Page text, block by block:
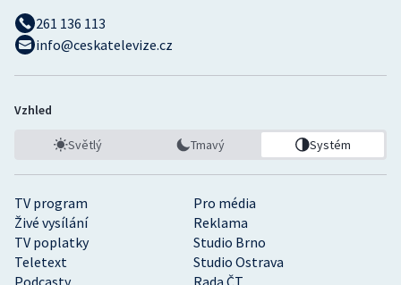
TV program
Pro média
Živé vysílání
Reklama
TV poplatky
Studio Brno
Teletext
Studio Ostrava
Podcasty
Rada ČT
261 136 113
info@ceskatelevize.cz
Vzhled
Světlý Tmavý Systém